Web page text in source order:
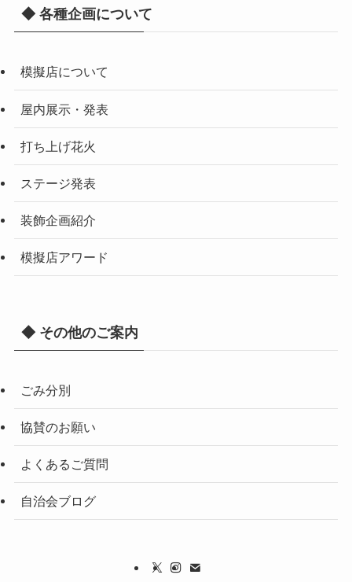
◆ 各種企画について
模擬店について
屋内展示・発表
打ち上げ花火
ステージ発表
装飾企画紹介
模擬店アワード
◆ その他のご案内
ごみ分別
協賛のお願い
よくあるご質問
自治会ブログ